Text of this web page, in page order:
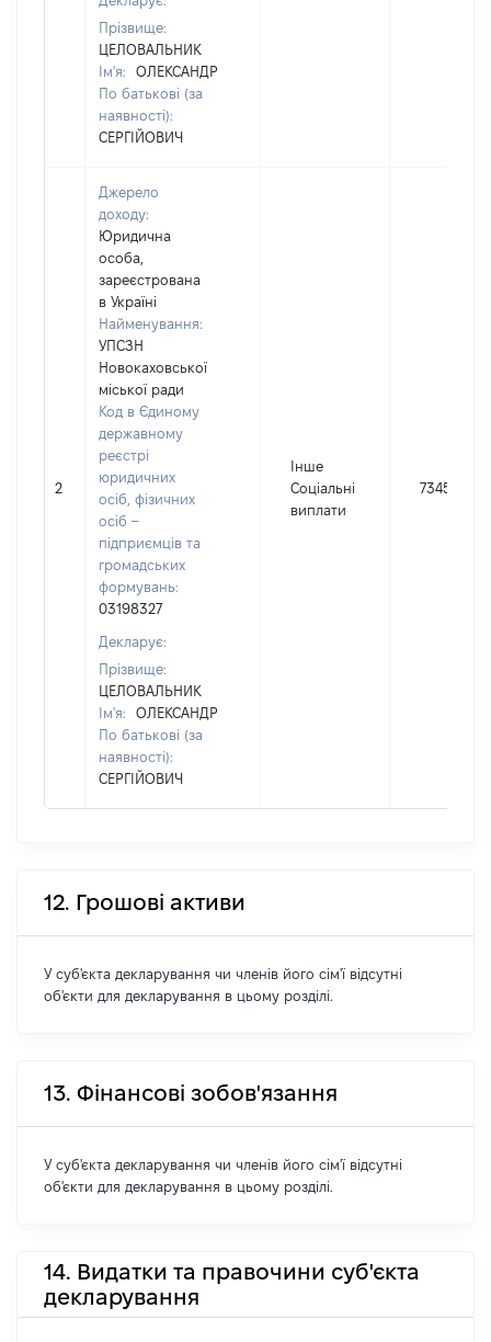
Прізвище:
ЦЕЛОВАЛЬНИК
Ім'я:
ОЛЕКСАНДР
По батькові (за
наявності):
СЕРГІЙОВИЧ
2
Джерело
доходу:
Юридична
особа,
зареєстрована
в Україні
Найменування:
УПСЗН
Новокаховської
міської ради
Код в Єдиному
державному
реєстрі
юридичних
осіб, фізичних
осіб –
підприємців та
громадських
формувань:
03198327
Декларує:
Прізвище:
ЦЕЛОВАЛЬНИК
Ім'я:
ОЛЕКСАНДР
По батькові (за
наявності):
СЕРГІЙОВИЧ
Інше
Соціальні
виплати
7345
12. Грошові активи
У суб'єкта декларування чи членів його сім'ї відсутні
об'єкти для декларування в цьому розділі.
13. Фінансові зобов'язання
У суб'єкта декларування чи членів його сім'ї відсутні
об'єкти для декларування в цьому розділі.
14. Видатки та правочини суб'єкта
декларування